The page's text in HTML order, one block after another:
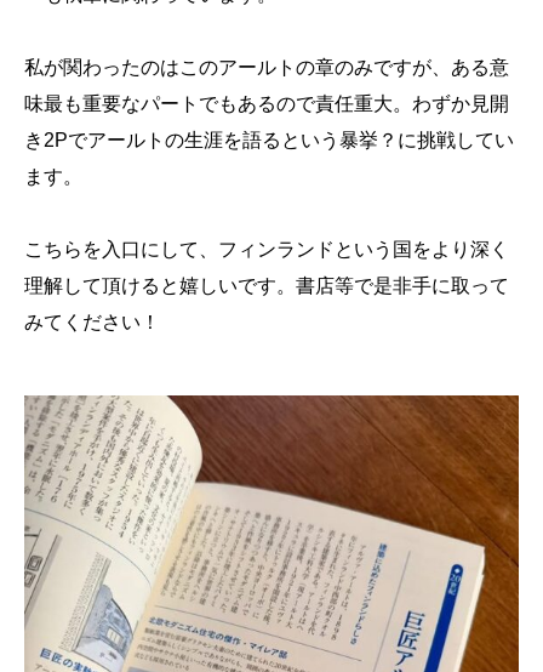
私が関わったのはこのアールトの章のみですが、ある意
味最も重要なパートでもあるので責任重大。わずか見開
き2Pでアールトの生涯を語るという暴挙？に挑戦してい
ます。
こちらを入口にして、フィンランドという国をより深く
理解して頂けると嬉しいです。書店等で是非手に取って
みてください！